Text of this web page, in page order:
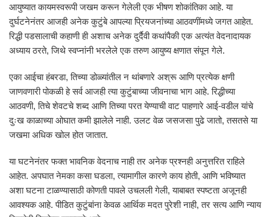
आयुष्यात कायमस्वरूपी जखम करून गेलेली एक भीषण शोकांतिका आहे. या
दुर्घटनेनंतर आजही अनेक कुटुंबे आपल्या प्रियजनांच्या आठवणींमध्ये जगत आहेत.
रिद्धी पडसालाची कहाणी ही अशाच अनेक दुर्दैवी कथांपैकी एक अत्यंत वेदनादायक
अध्याय ठरते, जिथे स्वप्नांनी भरलेले एक तरुण आयुष्य क्षणात संपून गेले.
एका आईचा हंबरडा, तिच्या डोळ्यांतील न थांबणारे अश्रू आणि प्रत्येक क्षणी
जाणवणारी पोकळी हे सर्व आजही त्या कुटुंबाच्या जीवनाचा भाग आहे. रिद्धीच्या
आठवणी, तिचे शेवटचे शब्द आणि तिच्या परत येण्याची वाट पाहणारे आई-वडील यांचे
दुःख काळाच्या ओघात कमी झालेले नाही. उलट वेळ जसजसा पुढे जातो, तसतसे या
जखमा अधिक खोल होत जातात.
या घटनेनंतर फक्त भावनिक वेदनाच नाही तर अनेक प्रश्नही अनुत्तरित राहिले
आहेत. अपघात नेमका कसा घडला, त्यामागील कारणे काय होती, आणि भविष्यात
अशा घटना टाळण्यासाठी कोणती पावले उचलली गेली, याबाबत स्पष्टता अजूनही
आवश्यक आहे. पीडित कुटुंबांना केवळ आर्थिक मदत पुरेशी नाही, तर सत्य आणि न्याय